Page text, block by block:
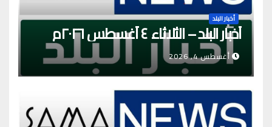
أخبار البلد
أخبار البلد – الثلاثاء ٤ أغسطس ٢٠٢٦م
أغسطس 4, 2026